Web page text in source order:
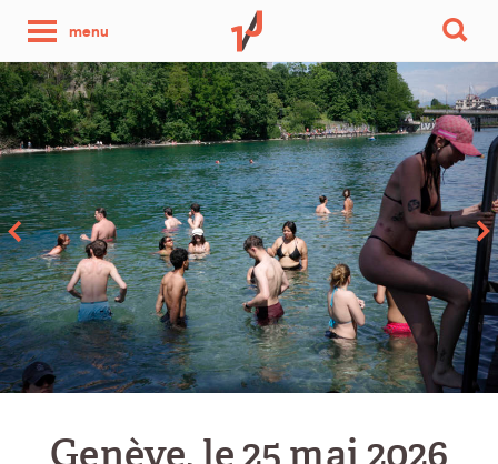
menu
photo
par
jour